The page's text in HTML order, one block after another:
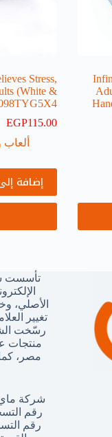
Stress,
(White &
EGP115.00
ألعاب
إضافة
تأسست
الأصلي،
تغيير
رسّخت
منتجات
مصر،
شركة ماي
رقم التسجيل
رقم